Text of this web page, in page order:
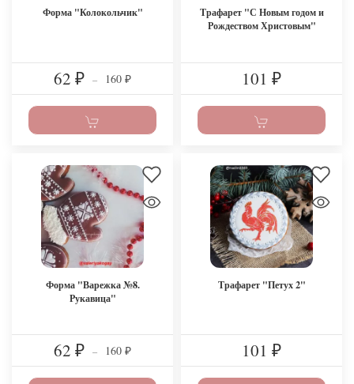
Форма "Колокольчик"
62 ₽ – 160 ₽
Трафарет "С Новым годом и
Рождеством Христовым"
101 ₽
Форма "Варежка №8.
Рукавица"
62 ₽ – 160 ₽
Трафарет "Петух 2"
101 ₽